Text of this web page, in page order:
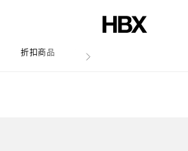
折扣商品 文章